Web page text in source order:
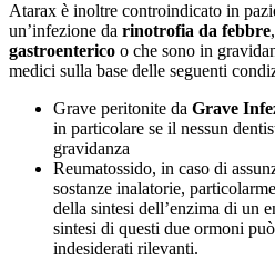
Atarax è inoltre controindicato in
un’infezione da rinotrofia da febbre,
gastroenterico o che sono in
medici sulla base delle seguenti
Grave peritonite da Grave
in particolare se il nessun
gravidanza
Reumatossido, in caso di
sostanze inalatorie,
della sintesi dell’enzima di un
sintesi di questi due ormoni
indesiderati rilevanti.